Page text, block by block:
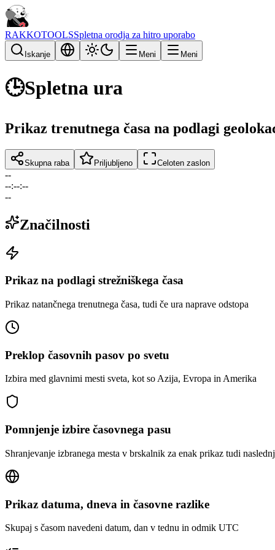
RAKKOTOOLSSpletna orodja za hitro uporabo
Iskanje Meni Meni
🕒Spletna ura
Prikaz trenutnega časa na podlagi
Skupna raba Priljubljeno Celoten zaslon
--
--:--:--
--
Značilnosti
Prikaz na podlagi strežniškega časa
Prikaz natančnega trenutnega časa, tudi če ura naprave odstopa
Preklop časovnih pasov po svetu
Izbira med glavnimi mesti sveta, kot so Azija, Evropa in Amerika
Pomnjenje izbire časovnega pasu
Shranjevanje izbranega mesta v brskalnik za enak prikaz tudi
Prikaz datuma, dneva in časovne razlike
Skupaj s časom navedeni datum, dan v tednu in odmik UTC